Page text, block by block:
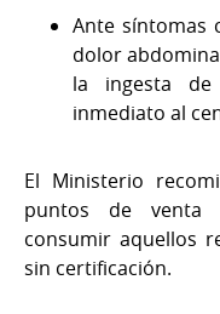
Ante síntomas
dolor
la ingesta
inmediato al
El Ministerio
puntos de venta
consumir aquellos
sin certificación.